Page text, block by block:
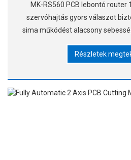
MK-RS560 PCB lebontó router
szervóhajtás gyors válaszot
sima működést alacsony
választják el a
Részletek